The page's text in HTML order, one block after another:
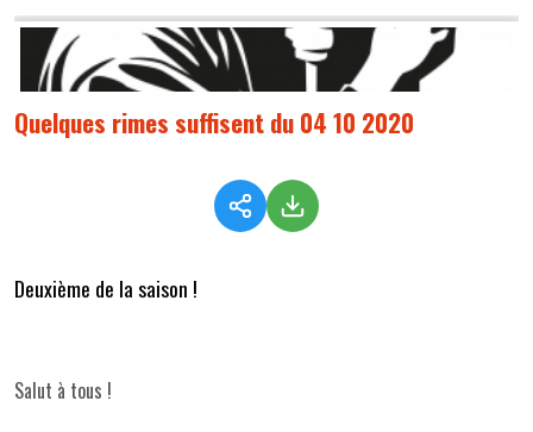
Quelques rimes suffisent du 04 10 2020
Deuxième de la saison !
Salut à tous !